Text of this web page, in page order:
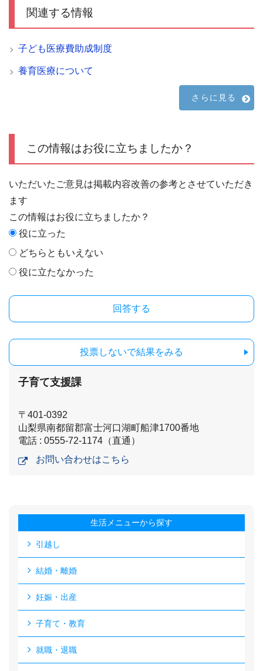
関連する情報
子ども医療費助成制度
養育医療について
さらに見る
この情報はお役に立ちましたか？
いただいたご意見は掲載内容改善の参考とさせていただき
ます
この情報はお役に立ちましたか？
役に立った
どちらともいえない
役に立たなかった
投票しないで結果をみる
子育て支援課
〒401-0392
山梨県南都留郡富士河口湖町船津1700番地
電話 : 0555-72-1174（直通）
お問い合わせはこちら
生活メニューから探す
引越し
結婚・離婚
妊娠・出産
子育て・教育
就職・退職